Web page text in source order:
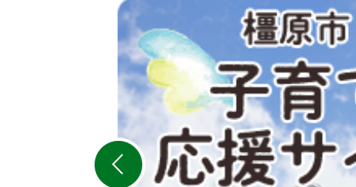
2
枚
目
の
ス
ラ